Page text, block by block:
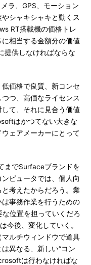
ラ、GPS、モーション
シャキシャキと動くス
RT搭載機の価格トレ
相当する金額分の価値
提供しなければならな
価格で良質、新コンセ
つ、高価なライセンス
て、それに見合う価値
はかつてない大きな
ェアメーカーにとって
までSurfaceブランドを
ピュータでは、個人向
考えたからだろう。業
事務作業を行うための
な位置を担っていくだろ
今後、変化していく。
ルチウィンドウで道具
異なる、新しい“コン
は行わなければな